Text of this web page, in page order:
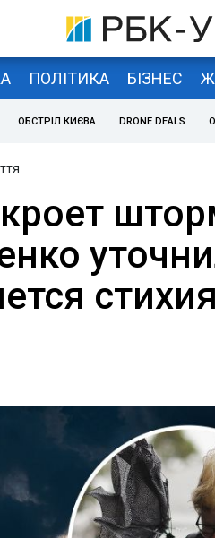
ПОЛІТИКА БІЗНЕС
ОБСТРІЛ КИЄВА DRONE DEALS
стихия